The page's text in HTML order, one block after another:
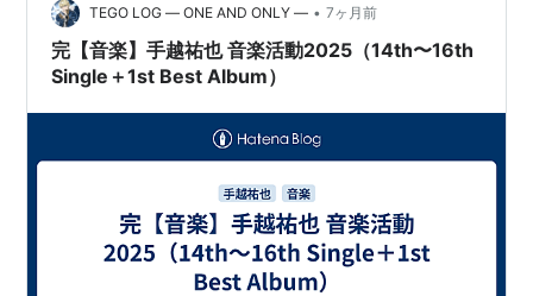
渡り。バスは少し遅れたが、電車が時刻どおりに走って
くれたおかげで、14時12分に会場最…
TEGO LOG ― ONE AND ONLY ― • 7ヶ月前
完【音楽】手越祐也 音楽活動2025（14th〜16th
Single＋1st Best Album）